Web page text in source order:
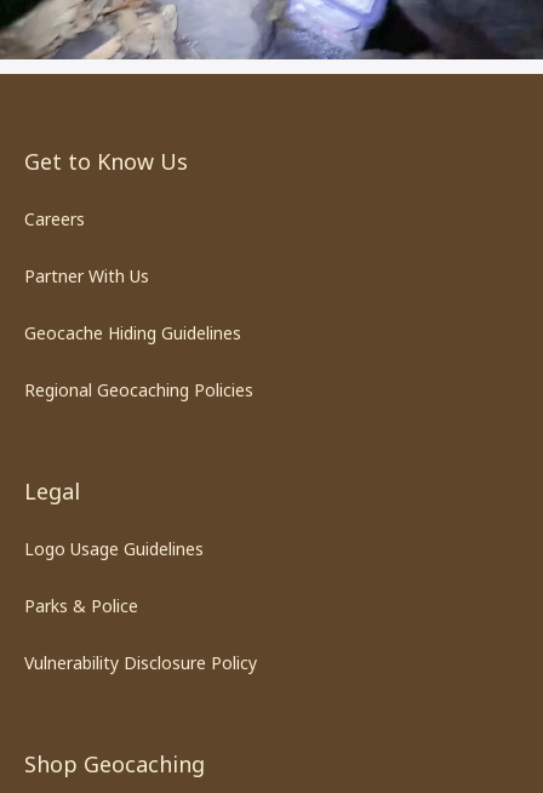
Get to Know Us
Careers
Partner With Us
Geocache Hiding Guidelines
Regional Geocaching Policies
Legal
Logo Usage Guidelines
Parks & Police
Vulnerability Disclosure Policy
Shop Geocaching